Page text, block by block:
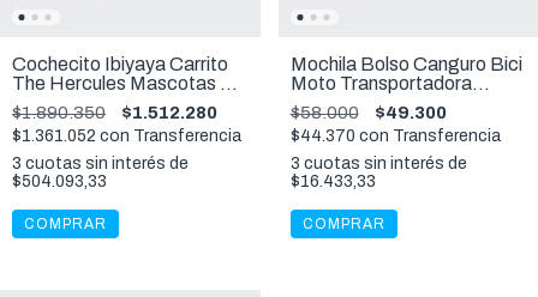
Cochecito Ibiyaya Carrito
The Hercules Mascotas 50
Kg
$1.890.350 $1.512.280
$1.361.052 con Transferencia
3 cuotas sin interés de
$504.093,33
COMPRAR
Mochila Bolso Canguro Bici
Moto Transportadora
Perros M
$58.000 $49.300
$44.370 con Transferencia
3 cuotas sin interés de
$16.433,33